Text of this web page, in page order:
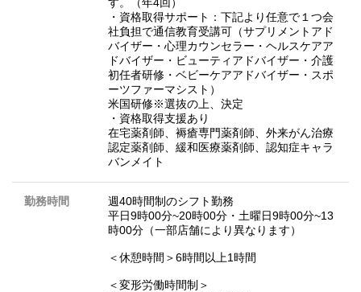
・資格取得サポート：下記より任意で１つ会
社負担で通信教育受講可（サプリメントアド
バイザー・心理カウンセラー・ヘルスケアア
ドバイザー・ビューティアドバイザー・介護
初任者研修・ベビーケアアドバイザー・スポ
ーツファーマシスト）
米国研修※選抜の上、決定
・資格取得支援あり
在宅薬剤師、褥瘡専門薬剤師、外来がん治療
認定薬剤師、緩和医療薬剤師、認知症キャラ
バンメイト
勤務時間
週40時間制のシフト勤務
平日9時00分~20時00分・土曜日9時00分~13
時00分（一部店舗により異なります）
＜休憩時間＞6時間以上1時間
＜変形労働時間制＞